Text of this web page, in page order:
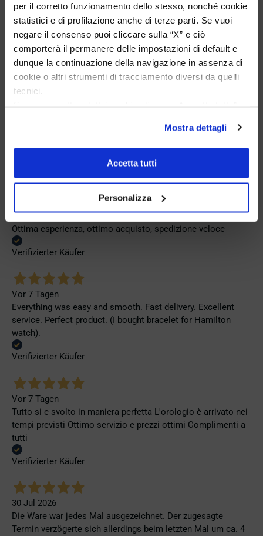
per il corretto funzionamento dello stesso, nonché cookie
statistici e di profilazione anche di terze parti. Se vuoi
negare il consenso puoi cliccare sulla “X” e ciò
comporterà il permanere delle impostazioni di default e
dunque la continuazione della navigazione in assenza di
cookie o altri strumenti di tracciamento diversi da quelli
tecnici.
Se vuoi saperne di più consulta laprivacy policye la
Mostra dettagli
Accetta tutti
Personalizza
Verifizierter Käufer
Vor 5 Tagen
Perfetto
Verifizierter Käufer
Venditore eccellente
Vor 7 Tagen
Ottima esperienza, ottimo acquisto, spedizione veloce
Verifizierter Käufer
Vor 7 Tagen
Everything was easy and smooth. Fast delivery. Excellent
service. Perfect product. (I bought bracelet for Hamilton
watch).
Verifizierter Käufer
Vor 7 Tagen
Tutto si e svolto in maniera perfetta L'orologio è arrivato nei
tempi previsti Ottimo servizio e prezzi ottimi Complimenti a
tutti
Verifizierter Käufer
30 Jul 2026
Die Ware war jedes Mal ausgezeichnet. Der zugesagte
Termin verzögerte sich allerdings beim letzten Mal um ca. 4